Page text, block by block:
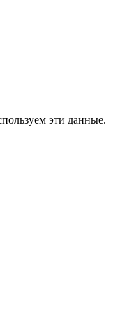
эти данные.